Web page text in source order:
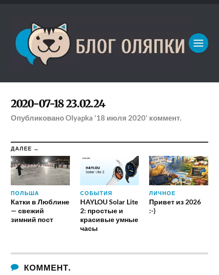
2020-07-18 23.02.24
ОпубликованоOlyapka '18 июля 2020' коммент.
ДАЛЕЕ →
ПОЛЬША
Катки в Люблине
— свежий
зимний пост
СОБЫТИЯ
HAYLOU Solar Lite
2: простые и
красивые умные
часы
ЛИЧНОЕ
Привет из 2026
:-)
КОММЕНТ.